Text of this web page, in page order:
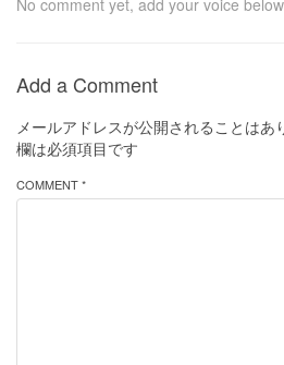
No comment yet, add your voice
Add a Comment
メールアドレスが公開されることはあ
欄は必須項目です
COMMENT *